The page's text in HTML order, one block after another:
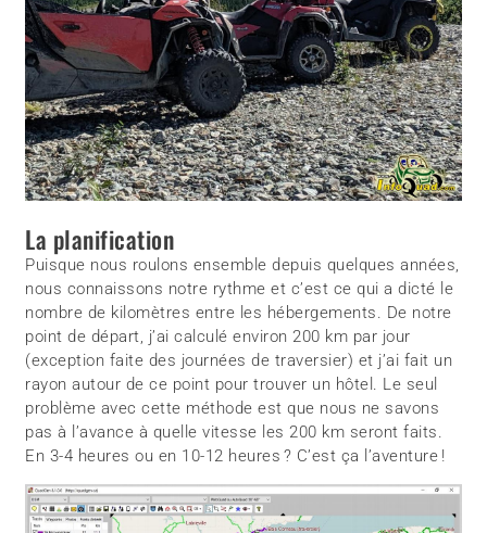
La planification
Puisque nous roulons ensemble depuis quelques années,
nous connaissons notre rythme et c’est ce qui a dicté le
nombre de kilomètres entre les hébergements. De notre
point de départ, j’ai calculé environ 200 km par jour
(exception faite des journées de traversier) et j’ai fait un
rayon autour de ce point pour trouver un hôtel. Le seul
problème avec cette méthode est que nous ne savons
pas à l’avance à quelle vitesse les 200 km seront faits.
En 3-4 heures ou en 10-12 heures ? C’est ça l’aventure !